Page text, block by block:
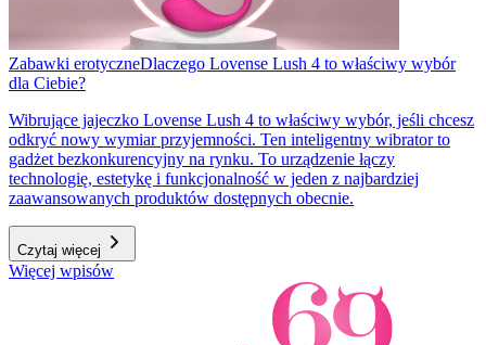
Zabawki erotyczneDlaczego Lovense Lush 4 to właściwy wybór
dla Ciebie?
Wibrujące jajeczko Lovense Lush 4 to właściwy wybór, jeśli chcesz
odkryć nowy wymiar przyjemności. Ten inteligentny wibrator to
gadżet bezkonkurencyjny na rynku. To urządzenie łączy
technologię, estetykę i funkcjonalność w jeden z najbardziej
zaawansowanych produktów dostępnych obecnie.
Czytaj więcej
Więcej wpisów